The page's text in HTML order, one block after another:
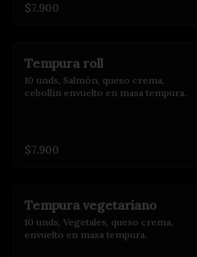
$7.900
Tempura roll
10 unds, Salmón, queso crema,
cebollin envuelto en masa tempura.
$7.900
Tempura vegetariano
10 unds, Vegetales, queso crema,
envuelto en masa tempura.